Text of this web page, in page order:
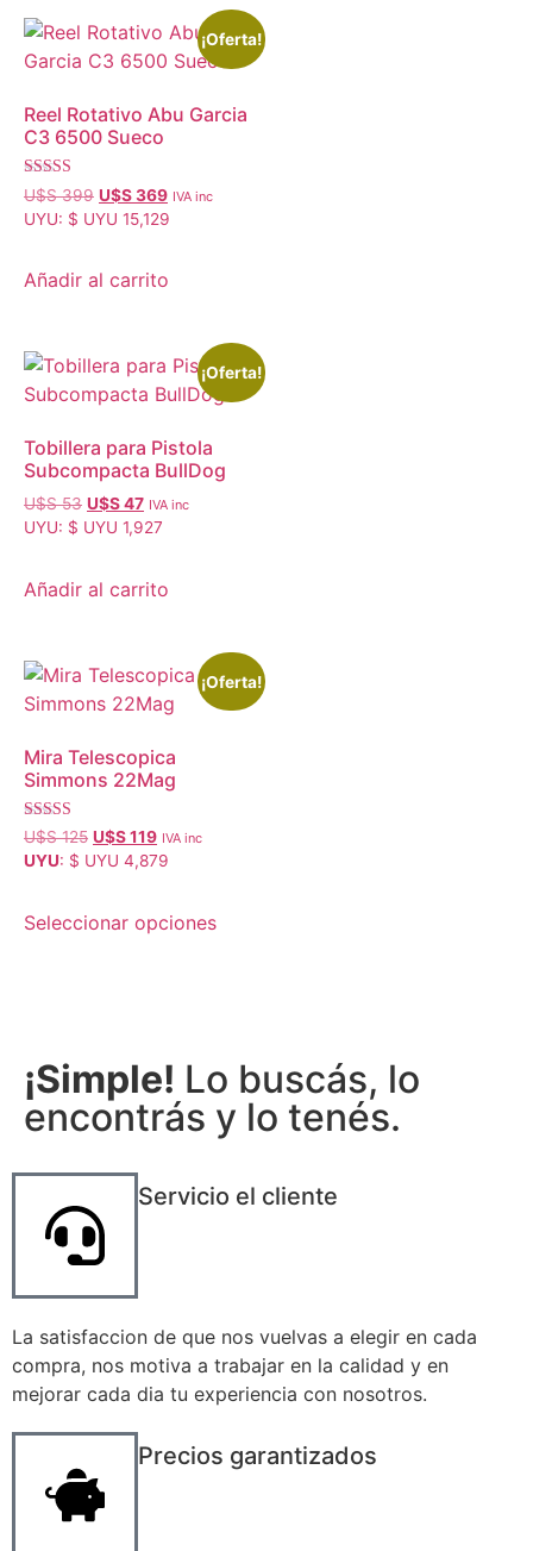
¡Oferta!
Reel Rotativo Abu Garcia
C3 6500 Sueco
Valorado con
5.00
de 5
U$S399 U$S369 IVA inc
UYU: $ UYU 15,129
Añadir al carrito
¡Oferta!
Tobillera para Pistola
Subcompacta BullDog
U$S53 U$S47 IVA inc
UYU: $ UYU 1,927
Añadir al carrito
¡Oferta!
Mira Telescopica
Simmons 22Mag
Valorado con
5.00
de 5
U$S125 U$S119 IVA inc
UYU: $ UYU 4,879
Seleccionar opciones
¡Simple! Lo buscás, lo
encontrás y lo tenés.
Servicio el cliente
La satisfaccion de que nos vuelvas a elegir en cada
compra, nos motiva a trabajar en la calidad y en
mejorar cada dia tu experiencia con nosotros.
Precios garantizados